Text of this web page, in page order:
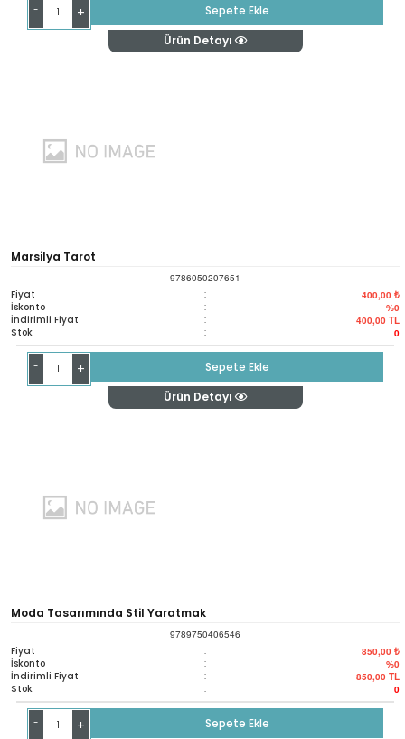
- +
Sepete Ekle
Ürün Detayı
Marsilya Tarot
9786050207651
Fiyat : 400,00 ₺
İskonto : %0
İndirimli Fiyat : 400,00 TL
Stok : 0
- +
Sepete Ekle
Ürün Detayı
Moda Tasarımında Stil Yaratmak
9789750406546
Fiyat : 850,00 ₺
İskonto : %0
İndirimli Fiyat : 850,00 TL
Stok : 0
- +
Sepete Ekle